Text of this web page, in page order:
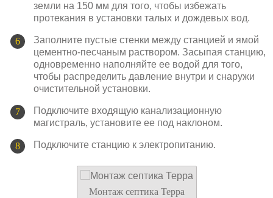
земли на 150 мм для того, чтобы избежать
протекания в установки талых и дождевых вод.
Заполните пустые стенки между станцией и ямой
цементно-песчаным раствором. Засыпая станцию,
одновременно наполняйте ее водой для того,
чтобы распределить давление внутри и снаружи
очистительной установки.
Подключите входящую канализационную
магистраль, установите ее под наклоном.
Подключите станцию к электропитанию.
Монтаж септика Терра